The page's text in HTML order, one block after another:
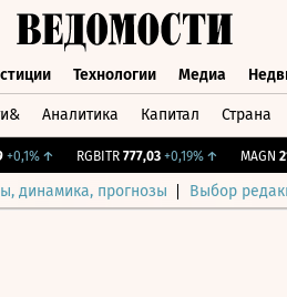
Технологии Медиа
Аналитика Капитал Страна
↑ RGBITR 777,03 +0,19%↑ MAGN
динамика, прогнозы Выбор